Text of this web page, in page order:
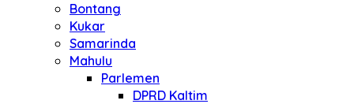
Bontang
Kukar
Samarinda
Mahulu
Parlemen
DPRD Kaltim